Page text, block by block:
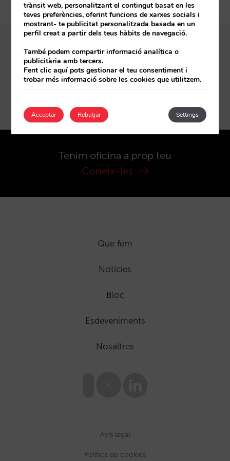
Subscriu-te a les notícies
Tenim oficina a prop teu
Coneix-les
Que fem
Notícies
Bloc
Esdeveniments
Nosaltres
Avís legal
Política de cookies
trànsit web, personalitzant el contingut basat en les
teves preferències, oferint funcions de xarxes socials i
mostrant- te publicitat personalitzada basada en un
perfil creat a partir dels teus hàbits de navegació.
També podem compartir informació analítica o
publicitària amb tercers.
Fent clic aquí pots gestionar el teu consentiment i
trobar més informació sobre les cookies que utilitzem.
Acceptar Settings
Rebutjar